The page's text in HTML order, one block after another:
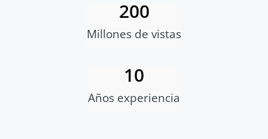
Millones de vistas
200
Años experiencia
10